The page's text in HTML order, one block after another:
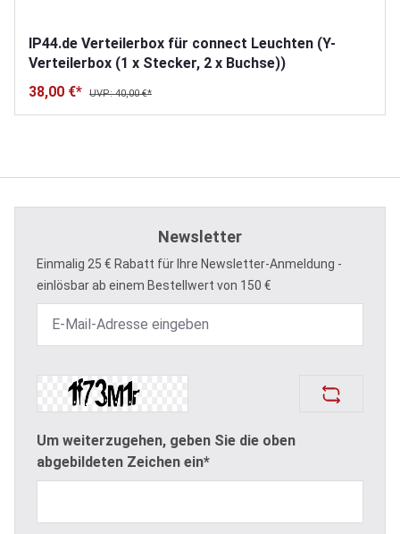
IP44.de Verteilerbox für connect Leuchten (Y-
Verteilerbox (1 x Stecker, 2 x Buchse))
38,00 €*
UVP: 40,00 €*
Newsletter
Einmalig 25 € Rabatt für Ihre Newsletter-Anmeldung -
einlösbar ab einem Bestellwert von 150 €
Um weiterzugehen, geben Sie die oben
abgebildeten Zeichen ein*